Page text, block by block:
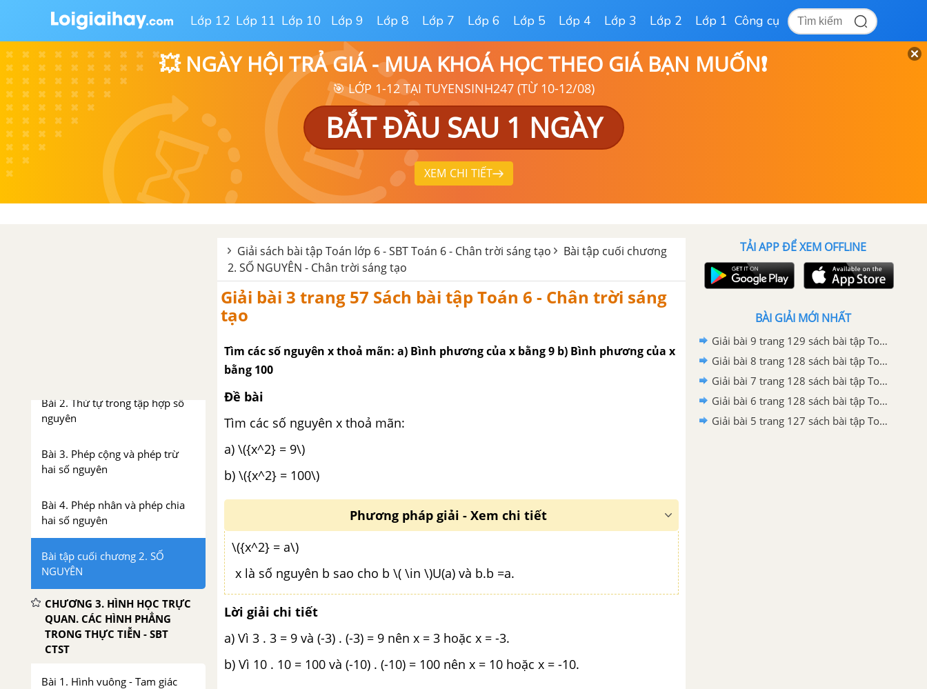
Lớp 12 Lớp 11 Lớp 10 Lớp 9 Lớp 8 Lớp 7 Lớp 6 Lớp 5 Lớp 4 Lớp 3 Lớp 2 Lớp 1 Công cụ
💥 NGÀY HỘI TRẢ GIÁ - MUA KHOÁ HỌC THEO GIÁ BẠN MUỐN❗
🎯 LỚP 1-12 TẠI TUYENSINH247 (TỪ 10-12/08)
BẮT ĐẦU SAU 1 NGÀY
XEM CHI TIẾT
cho 9
Bài 9. Ước và bội
Bài 10. Số nguyên tố. Hợp số.
Phân tích một số ra thừa số
nguyên tố
Bài 12. Ước chung. Ước chung
Bài 13. Bội chung. Bội chung
Bài 2. Thứ tự trong tập hợp số
nguyên
Bài 3. Phép cộng và phép trừ
hai số nguyên
Bài 4. Phép nhân và phép chia
hai số nguyên
Bài tập cuối chương 2. SỐ
NGUYÊN
CHƯƠNG 3. HÌNH HỌC TRỰC
QUAN. CÁC HÌNH PHẲNG
TRONG THỰC TIỄN - SBT
CTST
Bài 1. Hình vuông - Tam giác
Giải sách bài tập Toán lớp 6 - SBT Toán 6 - Chân trời sáng tạo
Bài tập cuối chương
2. SỐ NGUYÊN - Chân trời sáng tạo
Giải bài 3 trang 57 Sách bài tập Toán 6 - Chân trời sáng
tạo
Tìm các số nguyên x thoả mãn: a) Bình phương của x bằng 9 b) Bình phương của x
bằng 100
Đề bài
Tìm các số nguyên x thoả mãn:
a) \({x^2} = 9\)
b) \({x^2} = 100\)
Phương pháp giải - Xem chi tiết
\({x^2} = a\)
x là số nguyên b sao cho b \( \in \)U(a) và b.b =a.
Lời giải chi tiết
a) Vì 3 . 3 = 9 và (-3) . (-3) = 9 nên x = 3 hoặc x = -3.
b) Vì 10 . 10 = 100 và (-10) . (-10) = 100 nên x = 10 hoặc x = -10.
TẢI APP ĐỂ XEM OFFLINE
BÀI GIẢI MỚI NHẤT
Giải bài 9 trang 129 sách bài tập Toán 6 – Chân trời sáng tạo Tập 2
Giải bài 8 trang 128 sách bài tập Toán 6 – Chân trời sáng tạo Tập 2
Giải bài 7 trang 128 sách bài tập Toán 6 – Chân trời sáng tạo Tập 2
Giải bài 6 trang 128 sách bài tập Toán 6 – Chân trời sáng tạo Tập 2
Giải bài 5 trang 127 sách bài tập Toán 6 – Chân trời sáng tạo Tập 2